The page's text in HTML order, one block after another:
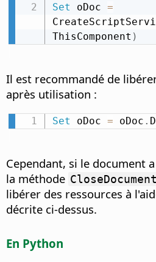
Set oDoc =
ThisComponent )
Il est recommandé de
après utilisation :
Set oDoc = oDoc .
Cependant, si le document
la méthode CloseDocument
libérer des ressources à
décrite ci-dessus.
En Python